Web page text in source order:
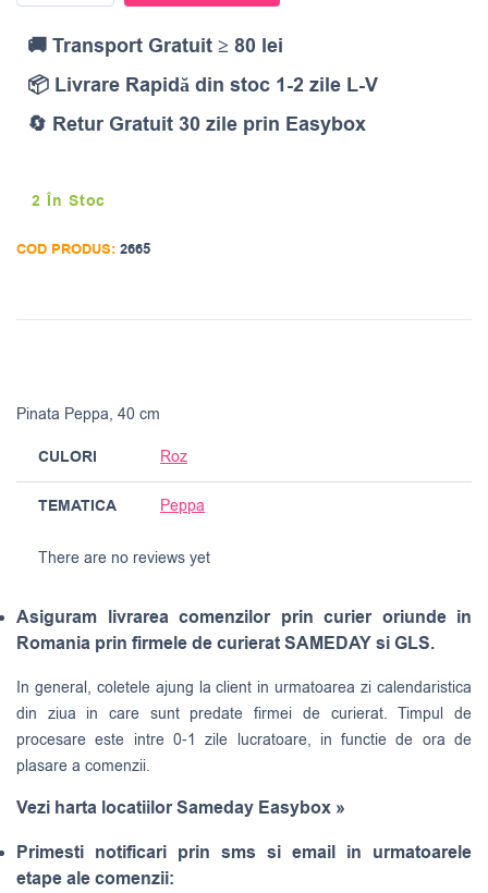
🚚 Transport Gratuit ≥ 80 lei
📦 Livrare Rapidă din stoc 1-2 zile L-V
🔄 Retur Gratuit 30 zile prin Easybox
2 În Stoc
COD PRODUS: 2665
Pinata Peppa, 40 cm
CULORI Roz
TEMATICA Peppa
There are no reviews yet
Asiguram livrarea comenzilor prin curier oriunde in
Romania prin firmele de curierat SAMEDAY si GLS.
In general, coletele ajung la client in urmatoarea zi calendaristica
din ziua in care sunt predate firmei de curierat. Timpul de
procesare este intre 0-1 zile lucratoare, in functie de ora de
plasare a comenzii.
Vezi harta locatiilor Sameday Easybox »
Primesti notificari prin sms si email in urmatoarele
etape ale comenzii: